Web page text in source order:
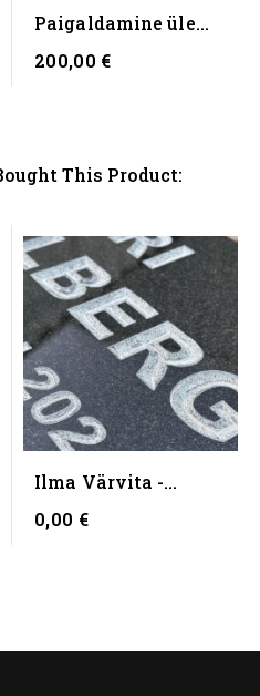
Paigaldamine üle
200,00 €
This Product:
Ilma Värvita -
pruugi...
0,00 €